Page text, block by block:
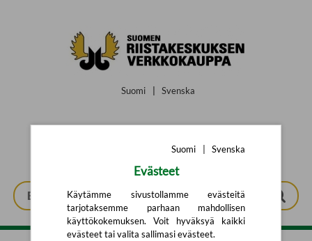
Suomi Svenska
Suomi Svenska
Evästeet
Käytämme sivustollamme evästeitä
tarjotaksemme parhaan mahdollisen
käyttökokemuksen. Voit hyväksyä kaikki
evästeet tai valita sallimasi evästeet.